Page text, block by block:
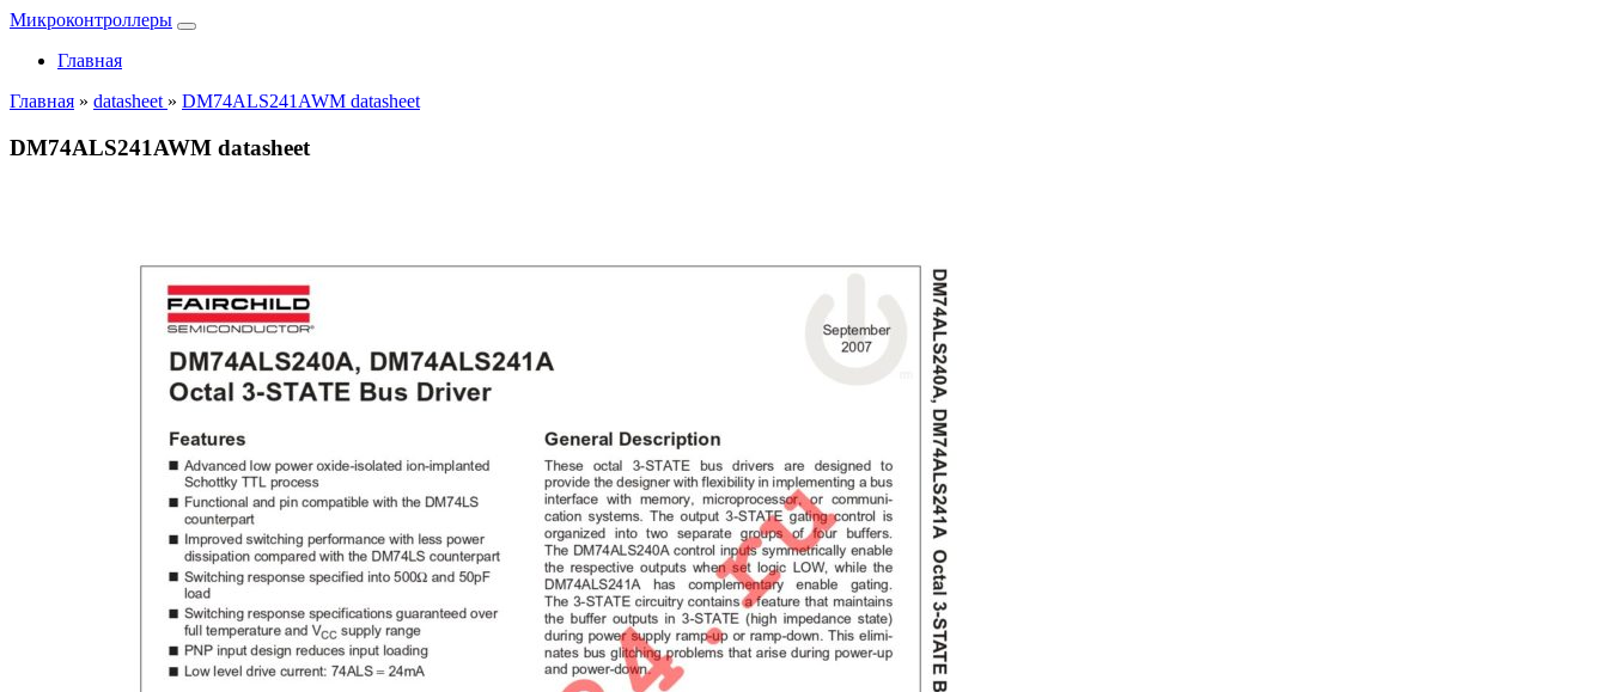
Микроконтроллеры
Главная
Главная » datasheet » DM74ALS241AWM datasheet
DM74ALS241AWM datasheet